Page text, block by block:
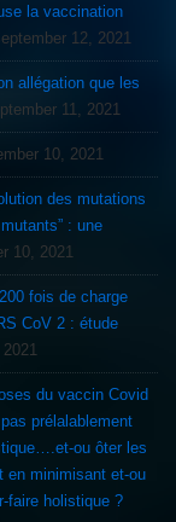
la vaccination
12, 2021
allégation que les
11, 2021
10, 2021
: une
10, 2021
fois de charge
CoV 2 : étude
du vaccin Covid
prélalablement
ou ôter les
en minimisant et-ou
faire holistique ?